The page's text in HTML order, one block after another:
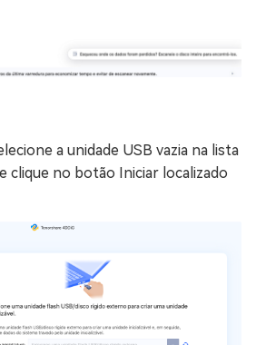
a unidade USB vazia na lista
clique no botão Iniciar localizado